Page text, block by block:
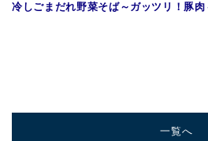
冷しごまだれ野菜そば～ガッツリ！豚肉
一覧へ